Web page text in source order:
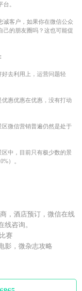
。
诚客户，如果你在微信公众
己的朋友圈吗？这也可能促
去利用上，运营问题轻
惠优惠在优惠，没有打动
微信营销普遍仍然是处于
中，目前只有极少数的景
）。
，酒店预订，微信在线
线咨询。
赛
影，微杂志攻略